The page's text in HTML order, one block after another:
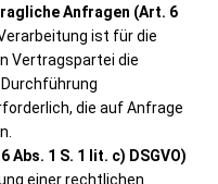
Anfragen (Art. 6
ist für die
Vertragspartei die
die auf Anfrage
1 S. 1 lit. c) DSGVO)
einer rechtlichen